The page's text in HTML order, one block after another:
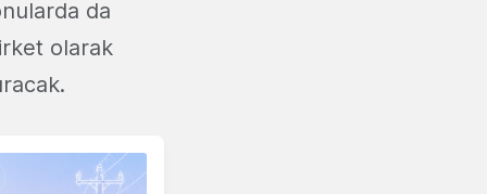
da
olarak